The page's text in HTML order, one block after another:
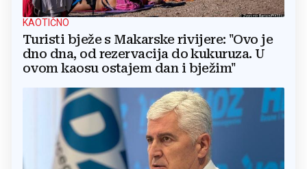
KAOTIČNO
Turisti bježe s Makarske rivijere: "Ovo je
dno dna, od rezervacija do kukuruza. U
ovom kaosu ostajem dan i bježim"